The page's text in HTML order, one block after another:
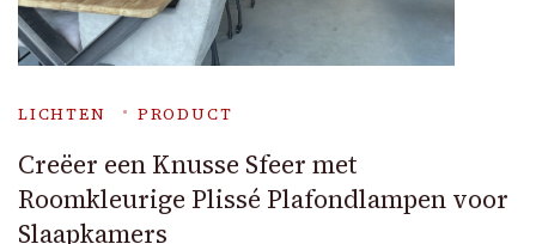
LICHTEN PRODUCT
Creëer een Knusse Sfeer met
Roomkleurige Plissé Plafondlampen voor
Slaapkamers